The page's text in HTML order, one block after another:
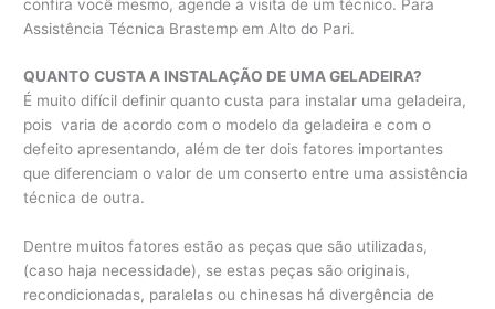
confira você mesmo, agende a visita de um técnico. Para
Assistência Técnica Brastemp em Alto do Pari.
QUANTO CUSTA A INSTALAÇÃO DE UMA GELADEIRA?
É muito difícil definir quanto custa para instalar uma geladeira,
pois varia de acordo com o modelo da geladeira e com o
defeito apresentando, além de ter dois fatores importantes
que diferenciam o valor de um conserto entre uma assistência
técnica de outra.
Dentre muitos fatores estão as peças que são utilizadas,
(caso haja necessidade), se estas peças são originais,
recondicionadas, paralelas ou chinesas há divergência de